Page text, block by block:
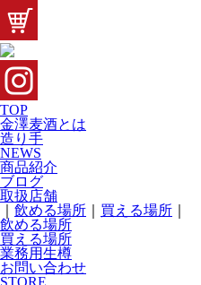
TOP
金澤麦酒とは
造り手
NEWS
商品紹介
ブログ
取扱店舗
飲める場所 買える場所
飲める場所
買える場所
業務用生樽
お問い合わせ
STORE